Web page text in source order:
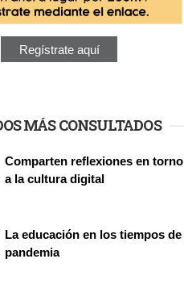
Regístrate aquí
MÁS CONSULTADOS
Comparten reflexiones en torno
a la cultura digital
La educación en los tiempos de
pandemia